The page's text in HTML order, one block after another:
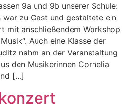
9a und 9b unser­er Schule:
war zu Gast und gestal­tete ein
mit anschließen­dem Work­shop
Auch eine Klasse der
nahm an der Ver­anstal­tung
den Musik­erin­nen Cor­nelia
[…]